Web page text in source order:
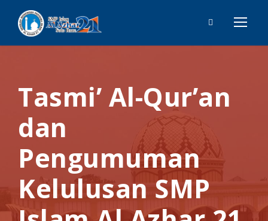
Tasmi’ Al-Qur’an
dan
Pengumuman
Kelulusan SMP